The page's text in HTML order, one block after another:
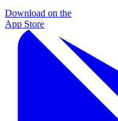
Download on the
App Store